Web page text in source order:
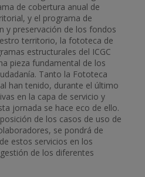
de cobertura anual de
y el programa de
y preservación de los fondos
territorio, la fototeca de
estructurales del ICGC
pieza fundamental de los
Tanto la Fototeca
han tenido, durante el último
en la capa de servicio y
jornada se hace eco de ello.
de los casos de uso de
se pondrá de
estos servicios en los
de los diferentes